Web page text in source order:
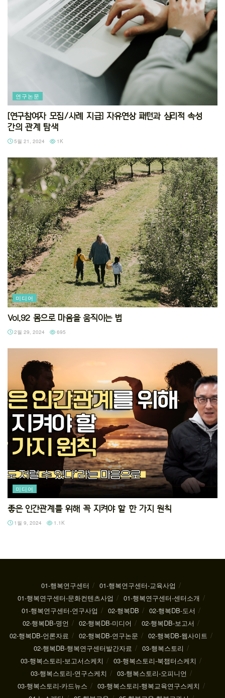
연구논문
[연구참여자 모집/사례 지급] 자유연상 패턴과 심리적 속성
간의 관계 탐색
5월 21, 2024 1K
미디어
Vol.92 몸으로 마음을 움직이는 법
2월 29, 2024 695
미디어
좋은 인간관계를 위해 꼭 지켜야 할 한 가지 원칙
1월 9, 2024 1.1K
01-행복연구센터
01-행복연구센터-교육사업
01-행복연구센터-문화컨텐츠사업
01-행복연구센터-센터소개
01-행복연구센터-연구사업
02-행복DB
02-행복DB-도서
02-행복DB-명언
02-행복DB-미디어
02-행복DB-보고서
02-행복DB-언론자료
02-행복DB-연구논문
02-행복DB-웹사이트
02-행복DB-행복연구센터발간자료
03-행복스토리
03-행복스토리-보고서스케치
03-행복스토리-북챕터스케치
03-행복스토리-연구스케치
03-행복스토리-오피니언
03-행복스토리-카드뉴스
03-행복스토리-행복교육연구스케치